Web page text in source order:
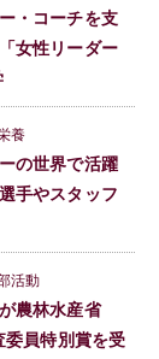
・コーチを支
女性リーダー
養
の世界で活躍
手やスタッフ
活動
農林水産省
委員特別賞を受